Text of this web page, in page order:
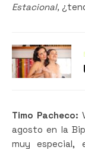
Estacional,
Timo Pacheco:
agosto en la
muy especial,